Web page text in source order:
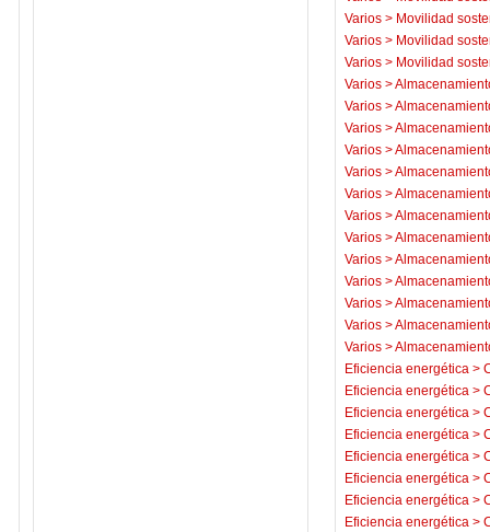
Varios > Movilidad
Varios > Movilidad
Varios > Movilidad
Varios >
Varios >
Varios >
Varios >
Varios >
Varios >
Varios >
Varios >
Varios >
Varios >
Varios >
Varios >
Varios >
Eficiencia energética >
Eficiencia energética >
Eficiencia energética >
Eficiencia energética >
Eficiencia energética >
Eficiencia energética >
Eficiencia energética >
Eficiencia energética >